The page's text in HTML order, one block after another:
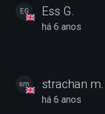
EG Ess G.
há 6 anos
sm strachan m.
há 6 anos